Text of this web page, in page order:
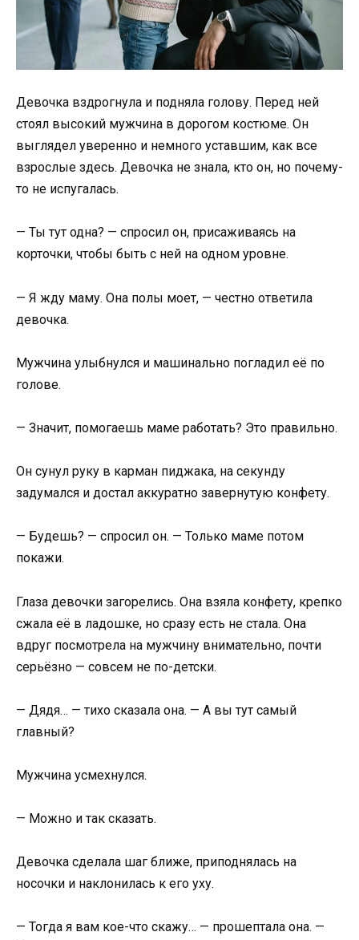
Девочка вздрогнула и подняла голову. Перед ней
стоял высокий мужчина в дорогом костюме. Он
выглядел уверенно и немного уставшим, как все
взрослые здесь. Девочка не знала, кто он, но почему-
то не испугалась.
— Ты тут одна? — спросил он, присаживаясь на
корточки, чтобы быть с ней на одном уровне.
— Я жду маму. Она полы моет, — честно ответила
девочка.
Мужчина улыбнулся и машинально погладил её по
голове.
— Значит, помогаешь маме работать? Это правильно.
Он сунул руку в карман пиджака, на секунду
задумался и достал аккуратно завернутую конфету.
— Будешь? — спросил он. — Только маме потом
покажи.
Глаза девочки загорелись. Она взяла конфету, крепко
сжала её в ладошке, но сразу есть не стала. Она
вдруг посмотрела на мужчину внимательно, почти
серьёзно — совсем не по-детски.
— Дядя… — тихо сказала она. — А вы тут самый
главный?
Мужчина усмехнулся.
— Можно и так сказать.
Девочка сделала шаг ближе, приподнялась на
носочки и наклонилась к его уху.
— Тогда я вам кое-что скажу… — прошептала она. —